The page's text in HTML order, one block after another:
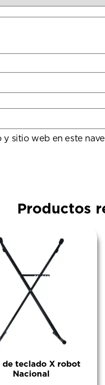
sitio web en este
Productos
de teclado X robot
Nacional